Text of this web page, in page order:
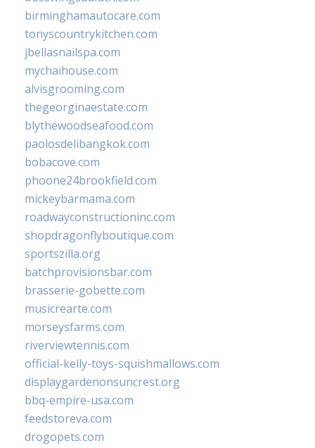
birminghamautocare.com
tonyscountrykitchen.com
jbellasnailspa.com
mychaihouse.com
alvisgrooming.com
thegeorginaestate.com
blythewoodseafood.com
paolosdelibangkok.com
bobacove.com
phoone24brookfield.com
mickeybarmama.com
roadwayconstructioninc.com
shopdragonflyboutique.com
sportszilla.org
batchprovisionsbar.com
brasserie-gobette.com
musicrearte.com
morseysfarms.com
riverviewtennis.com
official-kelly-toys-squishmallows.com
displaygardenonsuncrest.org
bbq-empire-usa.com
feedstoreva.com
drogopets.com